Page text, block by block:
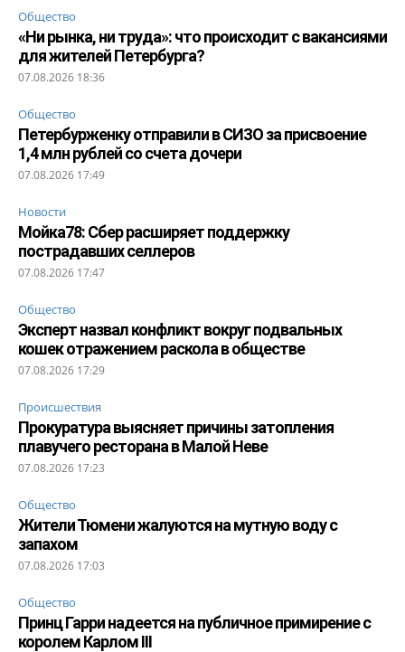
Общество
«Ни рынка, ни труда»: что происходит с вакансиями
для жителей Петербурга?
07.08.2026 18:36
Общество
Петербурженку отправили в СИЗО за присвоение
1,4 млн рублей со счета дочери
07.08.2026 17:49
Новости
Мойка78: Сбер расширяет поддержку
пострадавших селлеров
07.08.2026 17:47
Общество
Эксперт назвал конфликт вокруг подвальных
кошек отражением раскола в обществе
07.08.2026 17:29
Происшествия
Прокуратура выясняет причины затопления
плавучего ресторана в Малой Неве
07.08.2026 17:23
Общество
Жители Тюмени жалуются на мутную воду с
запахом
07.08.2026 17:03
Общество
Принц Гарри надеется на публичное примирение с
королем Карлом III